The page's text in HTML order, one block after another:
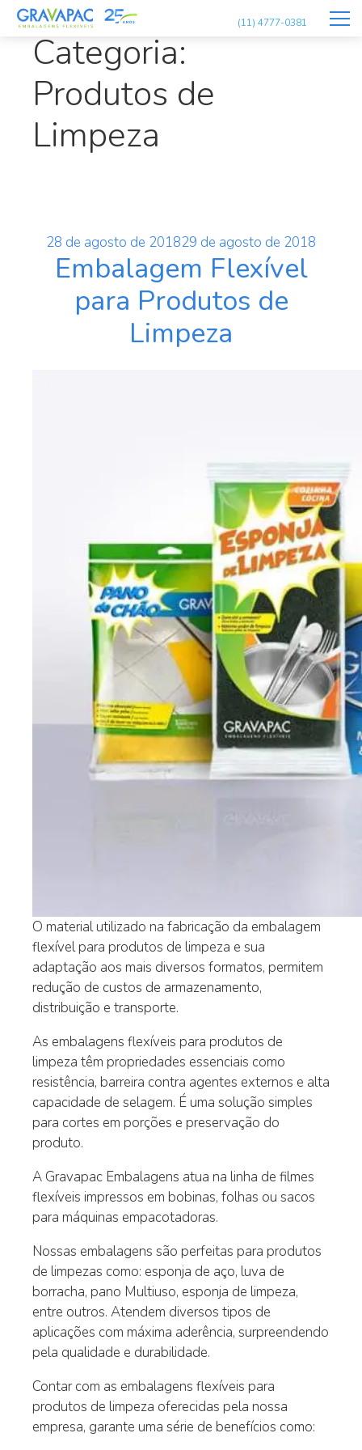
(11) 4777-0381
Categoria:
Produtos de
Limpeza
Publicado
em
28 de agosto de 201829 de agosto de 2018
Embalagem Flexível
para Produtos de
Limpeza
O material utilizado na fabricação da embalagem
flexível para produtos de limpeza e sua
adaptação aos mais diversos formatos, permitem
redução de custos de armazenamento,
distribuição e transporte.
As embalagens flexíveis para produtos de
limpeza têm propriedades essenciais como
resistência, barreira contra agentes externos e alta
capacidade de selagem. É uma solução simples
para cortes em porções e preservação do
produto.
A Gravapac Embalagens atua na linha de filmes
flexíveis impressos em bobinas, folhas ou sacos
para máquinas empacotadoras.
Nossas embalagens são perfeitas para produtos
de limpezas como: esponja de aço, luva de
borracha, pano Multiuso, esponja de limpeza,
entre outros. Atendem diversos tipos de
aplicações com máxima aderência, surpreendendo
pela qualidade e durabilidade.
Contar com as embalagens flexíveis para
produtos de limpeza oferecidas pela nossa
empresa, garante uma série de benefícios como: